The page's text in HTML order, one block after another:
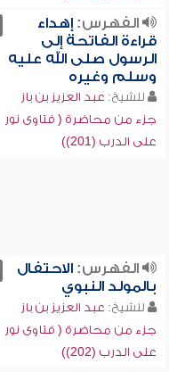
الفهرس:إهداء
قراءة الفاتحة إلى
الرسول صلى الله عليه
وسلم وغيره
للشيخ: عبد العزيز بن باز
جزء من محاضرة ( فتاوى نور
على الدرب (201))
الفهرس:الاحتفال
بالمولد النبوي
للشيخ: عبد العزيز بن باز
جزء من محاضرة ( فتاوى نور
على الدرب (202))